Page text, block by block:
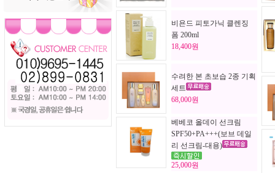
비욘드 피토가닉 클렌징
폼 200ml
18,400원
수려한 본 초보습 2종 기획
세트
68,000원
베베코 올데이 선크림
SPF50+PA+++(보브 데일
리 선크림-대용)
25,000원